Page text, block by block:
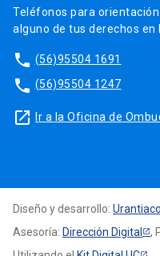
Teléfonos para
alguno de tus derechos en
phone (56)95504 1691
phone (56)95504 1247
launch Ir a la Oficina de
Diseño y desarrollo:
Asesoría: Dirección Digital
,